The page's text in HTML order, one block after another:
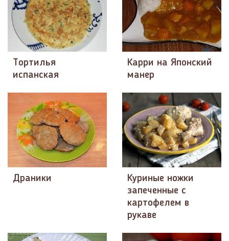
Тортилья
испанская
Карри на Японский
манер
Драники
Куриные ножки
запеченные с
картофелем в
рукаве